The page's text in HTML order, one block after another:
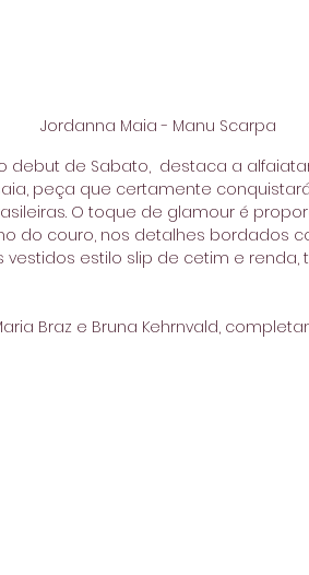
Jordanna Maia - Manu Scarpa
debut de Sabato,  destaca a
peça que certamente
O toque de glamour é
do couro, nos detalhes bordados
estilo slip de cetim e
Braz e Bruna Kehrnvald,